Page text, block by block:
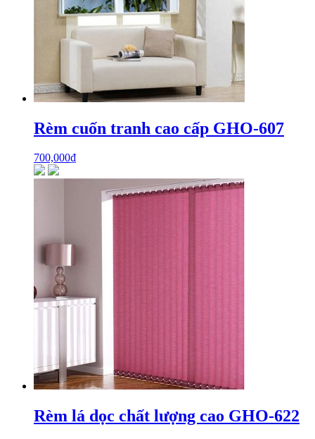
Rèm cuốn tranh cao cấp GHO-607
700,000₫
Rèm lá dọc chất lượng cao GHO-622